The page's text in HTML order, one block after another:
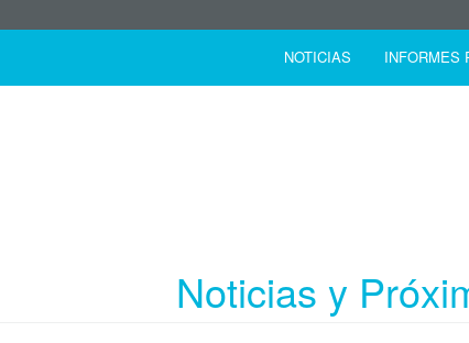
NOTICIAS INFORMES
Noticias y